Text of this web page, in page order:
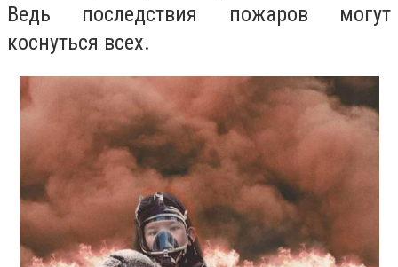
Ведь последствия пожаров могут
коснуться всех.